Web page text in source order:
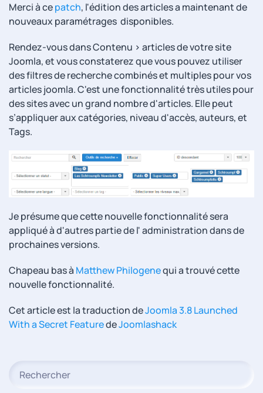
Merci à cepatch, l'édition des articles a maintenant de
nouveaux paramétrages disponibles.
Rendez-vous dans Contenu > articles de votre site
Joomla, et vous constaterez que vous pouvez utiliser
des filtres de recherche combinés et multiples pour vos
articles joomla. C'est une fonctionnalité très utiles pour
des sites avec un grand nombre d'articles. Elle peut
s’appliquer aux catégories, niveau d'accès, auteurs, et
Tags.
Je présume que cette nouvelle fonctionnalité sera
appliqué à d'autres partie de l' administration dans de
prochaines versions.
Chapeau bas à Matthew Philogenequi a trouvé cette
nouvelle fonctionnalité.
Cet article est la traduction deJoomla 3.8 Launched
With a Secret FeaturedeJoomlashack